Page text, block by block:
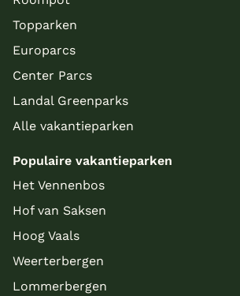
Topparken
Europarcs
Center Parcs
Landal Greenparks
Alle vakantieparken
Populaire vakantieparken
Het Vennenbos
Hof van Saksen
Hoog Vaals
Weerterbergen
Lommerbergen